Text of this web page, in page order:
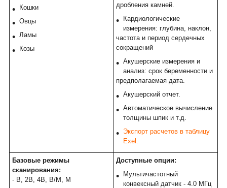
Кошки
Овцы
Ламы
Козы
дробления камней.
Кардиологические
измерения: глубина, наклон,
частота и период сердечных
сокращений
Акушерские измерения и
анализ: срок беременности и
предполагаемая дата.
Акушерский отчет.
Автоматическое вычисление
толщины шпик и т.д.
Экспорт расчетов в таблицу
Exel.
Базовые режимы
сканирования:
- B, 2B, 4B, B/M, M
Доступные опции:
Мультичастотный
конвексный датчик - 4.0 МГц